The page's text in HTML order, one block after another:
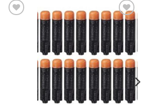
Auf die
Wunschliste